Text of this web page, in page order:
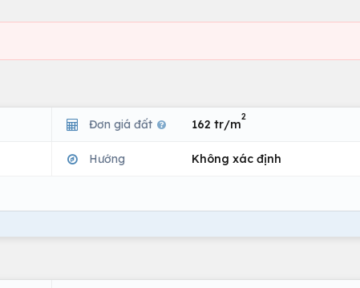
Đơn giá đất 162 tr/m
2
Hướng Không xác định